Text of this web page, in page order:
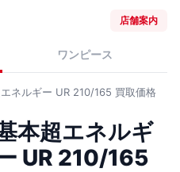
店舗案内
ワンピース
ネルギー UR 210/165 買取価格
本超エネルギ
UR 210/165